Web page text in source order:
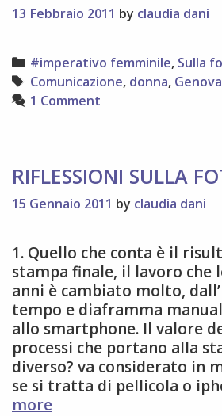
13 Febbraio 2011 by claudia dani
Categories
#imperativo femminile, Sulla
Tags
Comunicazione, donna, Genova
1 Comment
RIFLESSIONI SULLA
15 Gennaio 2011 by claudia dani
1. Quello che conta è il
stampa finale, il lavoro che
anni è cambiato molto,
tempo e diaframma
allo smartphone. Il valore
processi che portano alla
diverso? va considerato in
se si tratta di pellicola o
moreRIFLESSIONI